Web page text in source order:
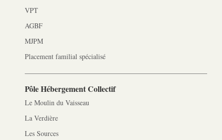
VPT
AGBF
MJPM
Placement familial spécialisé
Pôle Hébergement Collectif
Le Moulin du Vaisseau
La Verdière
Les Sources